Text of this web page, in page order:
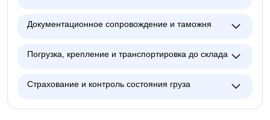
Документационное сопровождение и таможня
Погрузка, крепление и транспортировка до склада
Страхование и контроль состояния груза